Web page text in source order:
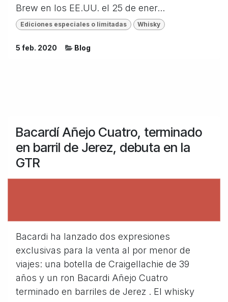
Brew en los EE.UU. el 25 de ener...
Ediciones especiales o limitadas Whisky
5 feb. 2020 Blog
Bacardí Añejo Cuatro, terminado
en barril de Jerez, debuta en la
GTR
Bacardi ha lanzado dos expresiones
exclusivas para la venta al por menor de
viajes: una botella de Craigellachie de 39
años y un ron Bacardi Añejo Cuatro
terminado en barriles de Jerez . El whisky